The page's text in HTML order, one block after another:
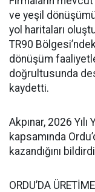
ve yeşil
yol haritaları
TR90
dönüşüm
doğrultusunda
kaydetti.
Akpınar, 2026
kapsamında
kazandığını
ORDU’DA